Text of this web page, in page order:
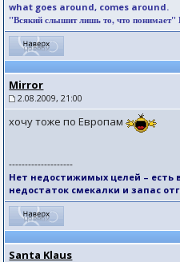
what goes around, comes around.
"Всякий слышит лишь то, что
Mirror
2.08.2009, 21:00
хочу тоже по Европам
--------------------
Нет недостижимых целей – есть
недостаток смекалки и запас
Santa Klaus